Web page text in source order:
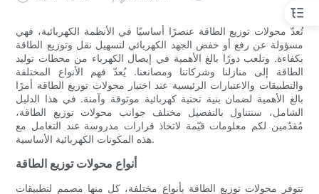
تُعدّ محولات توزيع الطاقة عنصرًا أساسيًا في الأنظمة الكهربائية، فهي
مسؤولة عن رفع أو خفض الجهد الكهربائي لتسهيل نقل وتوزيع الطاقة
بكفاءة. وتلعب دورًا بالغ الأهمية في إيصال الكهرباء من محطات توليد
الطاقة إلى منازلنا وشركاتنا ومصانعنا. يُعدّ فهم الأنواع المختلفة
والتطبيقات والاعتبارات الرئيسية عند اختيار محولات توزيع الطاقة أمرًا
بالغ الأهمية لضمان بنية تحتية كهربائية موثوقة وآمنة. في هذا الدليل
الشامل، سنتناول بالتفصيل مختلف جوانب محولات توزيع الطاقة،
مُقدّمين لكم معلومات قيّمة لاتخاذ قرارات مدروسة عند التعامل مع
هذه المكونات الكهربائية الأساسية.
أنواع محولات توزيع الطاقة
تتوفر محولات توزيع الطاقة بأنواع مختلفة، كل منها مصمم لتطبيقات